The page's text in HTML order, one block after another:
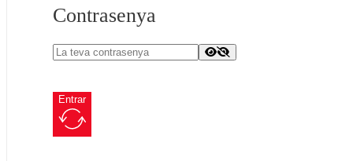
Contrasenya
Entrar